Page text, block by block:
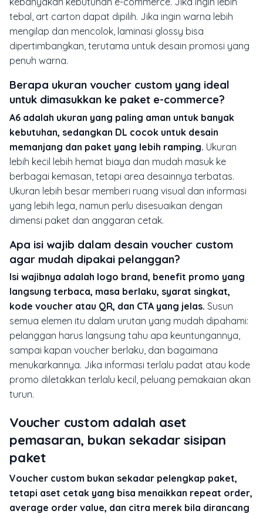
tebal, art carton dapat dipilih. Jika ingin warna lebih
mengilap dan mencolok, laminasi glossy bisa
dipertimbangkan, terutama untuk desain promosi yang
penuh warna.
Berapa ukuran voucher custom yang ideal
untuk dimasukkan ke paket e-commerce?
A6 adalah ukuran yang paling aman untuk banyak
kebutuhan, sedangkan DL cocok untuk desain
memanjang dan paket yang lebih ramping. Ukuran
lebih kecil lebih hemat biaya dan mudah masuk ke
berbagai kemasan, tetapi area desainnya terbatas.
Ukuran lebih besar memberi ruang visual dan informasi
yang lebih lega, namun perlu disesuaikan dengan
dimensi paket dan anggaran cetak.
Apa isi wajib dalam desain voucher custom
agar mudah dipakai pelanggan?
Isi wajibnya adalah logo brand, benefit promo yang
langsung terbaca, masa berlaku, syarat singkat,
kode voucher atau QR, dan CTA yang jelas. Susun
semua elemen itu dalam urutan yang mudah dipahami:
pelanggan harus langsung tahu apa keuntungannya,
sampai kapan voucher berlaku, dan bagaimana
menukarkannya. Jika informasi terlalu padat atau kode
promo diletakkan terlalu kecil, peluang pemakaian akan
turun.
Voucher custom adalah aset
pemasaran, bukan sekadar sisipan
paket
Voucher custom bukan sekadar pelengkap paket,
tetapi aset cetak yang bisa menaikkan repeat order,
average order value, dan citra merek bila dirancang